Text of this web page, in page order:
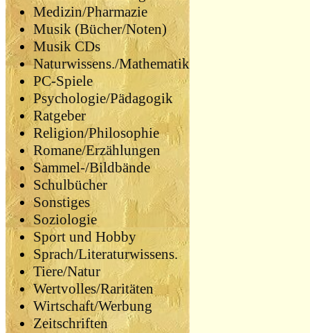
Medizin/Pharmazie
Musik (Bücher/Noten)
Musik CDs
Naturwissens./Mathematik
PC-Spiele
Psychologie/Pädagogik
Ratgeber
Religion/Philosophie
Romane/Erzählungen
Sammel-/Bildbände
Schulbücher
Sonstiges
Soziologie
Sport und Hobby
Sprach/Literaturwissens.
Tiere/Natur
Wertvolles/Raritäten
Wirtschaft/Werbung
Zeitschriften